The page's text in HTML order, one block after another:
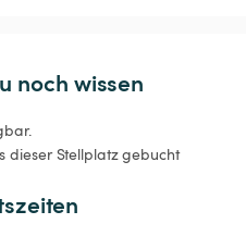
noch wissen
dieser Stellplatz gebucht